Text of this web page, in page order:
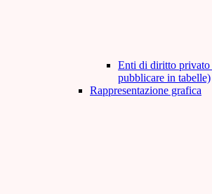
Enti di diritto privato
pubblicare in tabelle)
Rappresentazione grafica